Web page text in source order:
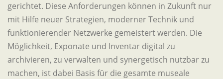
gerichtet. Diese Anforderungen können in Zukunft nur
mit Hilfe neuer Strategien, moderner Technik und
funktionierender Netzwerke gemeistert werden. Die
Möglichkeit, Exponate und Inventar digital zu
archivieren, zu verwalten und synergetisch nutzbar zu
machen, ist dabei Basis für die gesamte museale